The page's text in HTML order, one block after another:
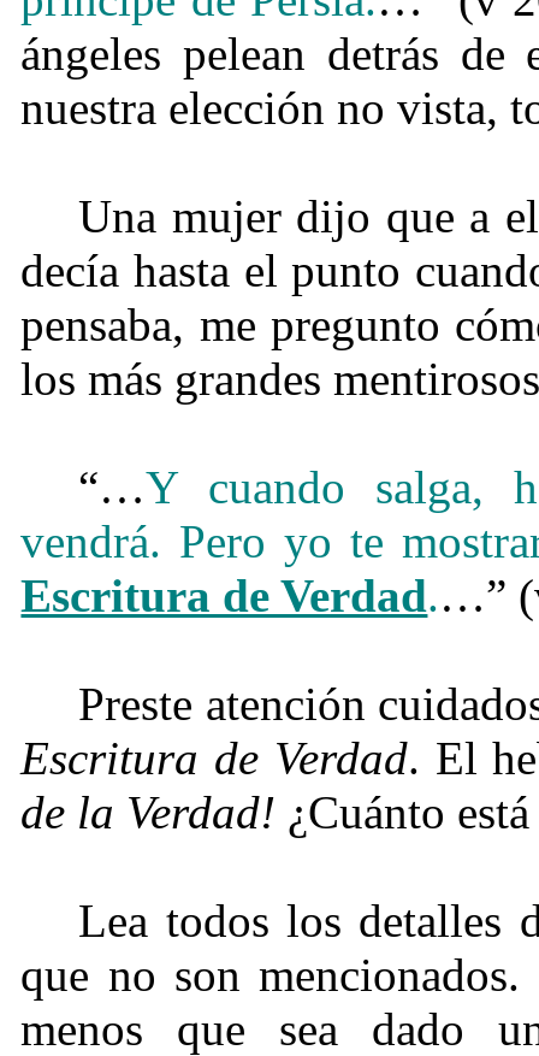
ángeles pelean detrás de
nuestra elección no vista,
Una mujer dijo que a
decía hasta el punto
pensaba, me pregunto
los más grandes
“…Y cuando salga,
vendrá. Pero yo te
Escritura de Verdad.…”
Preste atención
Escritura de Verdad. El
de la Verdad! ¿Cuánto
Lea todos los detalles
que no son
menos que sea dado